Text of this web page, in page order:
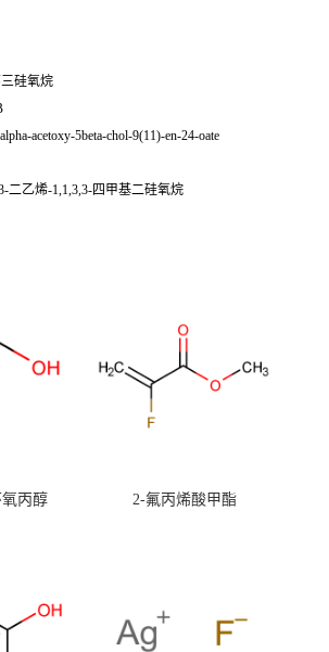
硅氧烷
acetoxy-5beta-chol-9(11)-en-24-oate
二乙烯-1,1,3,3-四甲基二硅氧烷
丙醇 2-氟丙烯酸甲酯